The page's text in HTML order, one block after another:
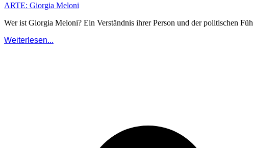
ARTE: Giorgia Meloni
Wer ist Giorgia Meloni? Ein Verständnis ihrer Person und der politischen
Weiterlesen...